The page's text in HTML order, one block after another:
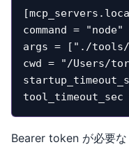
command = "node"
args = ["./tools/
cwd = "/Users/
tool_timeout_sec
Bearer token が必要